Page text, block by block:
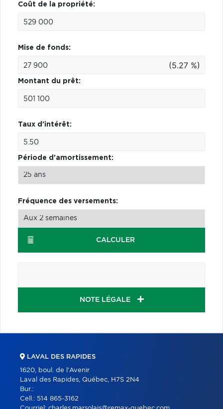
Coût de la propriété:
Mise de fonds:
(5.27 %)
Montant du prêt:
Taux d'intérêt:
Période d'amortissement:
Fréquence des versements:
CALCULER
NOTE LÉGALE
LAVAL DES RAPIDES
1620, boul. de l'Avenir
Laval des Rapides, Québec, H7S 2N4
Bur.:
Cell.: 514 865-3162